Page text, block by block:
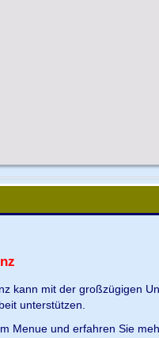
kann mit der großzügigen
unterstützen.
Menue und erfahren Sie